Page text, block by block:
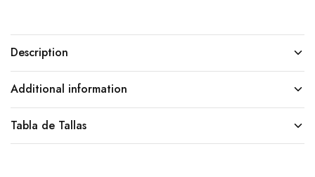
Description
Additional information
Tabla de Tallas